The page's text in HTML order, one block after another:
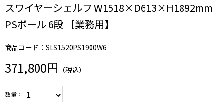
スワイヤーシェルフ W1518×D613×H1892mm
PSポール 6段 【業務用】
商品コード：SLS1520PS1900W6
371,800円 （税込）
数量：